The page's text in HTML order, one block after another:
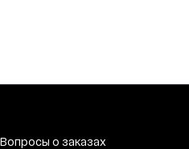
Вопросы о заказах